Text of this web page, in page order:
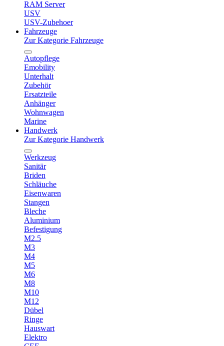
RAM Server
USV
USV-Zubehoer
Fahrzeuge
Zur Kategorie Fahrzeuge
Autopflege
Emobility
Unterhalt
Zubehör
Ersatzteile
Anhänger
Wohnwagen
Marine
Handwerk
Zur Kategorie Handwerk
Werkzeug
Sanitär
Briden
Schläuche
Eisenwaren
Stangen
Bleche
Aluminium
Befestigung
M2.5
M3
M4
M5
M6
M8
M10
M12
Dübel
Ringe
Hauswart
Elektro